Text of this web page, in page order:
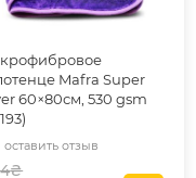
Mafra Super
60×80см, 530 gsm
оставить отзыв
₴